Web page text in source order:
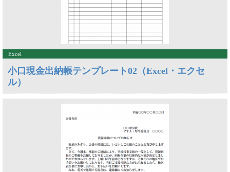
Excel
小口現金出納帳テンプレート02（Excel・エクセ
ル）